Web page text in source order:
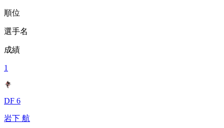
順位
選手名
成績
1
DF 6
岩下 航